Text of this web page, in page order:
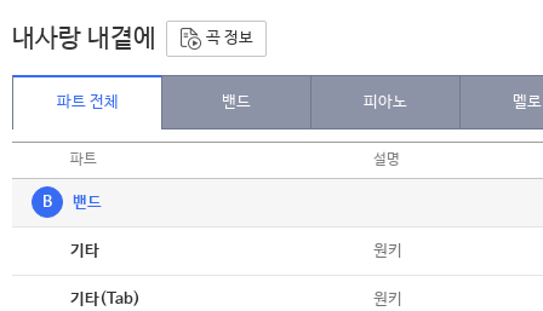
내사랑 내곁에 곡 정보
파트 전체 밴드 피아노 멜
파트 설명
B 밴드
기타 원키
기타(Tab) 원키